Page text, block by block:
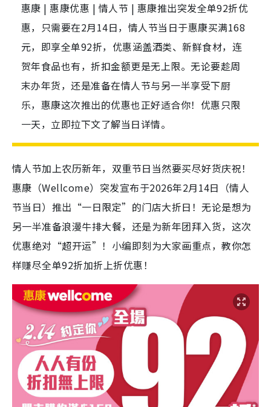
惠康 | 惠康优惠 | 情人节 | 惠康推出突发全单92折优
惠，只需要在2月14日，情人节当日于惠康买满168
元，即享全单92折，优惠涵盖酒类、新鲜食材，连
贺年食品也有，折扣金额更是无上限。无论要趁周
末办年货，还是准备在情人节与另一半享受下厨
乐，惠康这次推出的优惠也正好适合你！优惠只限
一天，立即拉下文了解当日详情。
情人节加上农历新年，双重节日当然要买尽好货庆祝！
惠康（Wellcome）突发宣布于2026年2月14日（情人
节当日）推出“一日限定”的门店大折日！无论是想为
另一半准备浪漫牛排大餐，还是为新年团拜入货，这次
优惠绝对“超开运”！小编即刻为大家画重点，教你怎
样赚尽全单92折加折上折优惠！